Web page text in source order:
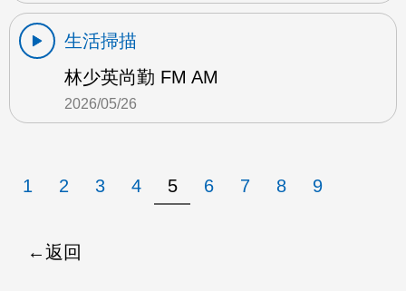
生活掃描
林少英尚勤 FM AM
2026/05/26
1 2 3 4 5 6 7 8 9
返回